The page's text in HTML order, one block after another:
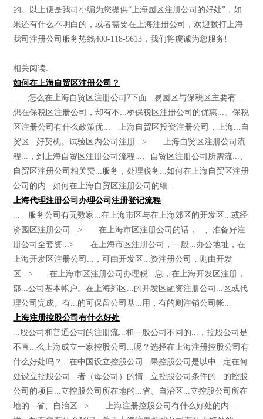
的。以上便是我司小编为您提供“上海园区注册公司的好处”，如
果还有什么不明白的，或者需要在上海注册公司，欢迎拨打上海
我司注册公司服务热线400-118-9613，我们将虔诚为您服务!
相关阅读:
如何在上海自贸区注册公司？
... 怎么在上海自贸区注册公司?下面...易园区与保税区主要有...
想在保税区注册公司，却有不...桥保税区注册公司的优惠...。保税
区注册公司有什么政策优... 上海自贸区投资注册公司，上海...自
贸区...好契机。试验区内公司注册...> 上海自贸区注册公司流
程...，到上海自贸区注册公司流程...、自贸区注册公司所需流...、
自贸区注册公司相关费...服务，处理税务...如何在上海自贸区注册
公司的内...如何在上海自贸区注册公司的细...
上海代理注册公司办理公司注册登记流程
... 服务公司有无数家...在上海市区与在上海郊区的开发区...或经
济园区注册公司...> 在上海市区注册公司的话，...、准备好注
册公司全套资...> 在上海市区注册公司，一般...办公地址，在
上海开发区注册公司...，可由开发区...资注册公司，则由开发
区...> 在上海市区注册公司办理税...息，在上海开发区注册，
部...公司基本帐户。在上海郊区...的开发区融资注册公司...区或代
理公司完成。有...的可保留公司基...用，有的则注销公司帐...
上海注册控股公司有什么好处
...股公司和普通公司的注册流...和一般公司不同的...，控股公司是
不直...么上海成立一家控股公司...呢？选择在上海注册控股公司有
什么好处吗？...在中国设立控股公司...果控股公司是以中...定在何
处设立控股公司...者（母公司）的情...立控股公司条件的...的控股
公司的项目...立控股公司所在地的...省、自治区...立控股公司所在
地的...省、自治区...> 上海注册控股公司有什么好处的内...